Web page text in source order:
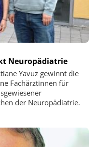
Neuropädiatrie
Yavuz gewinnt die
Fachärztinnen für
der Neuropädiatrie.